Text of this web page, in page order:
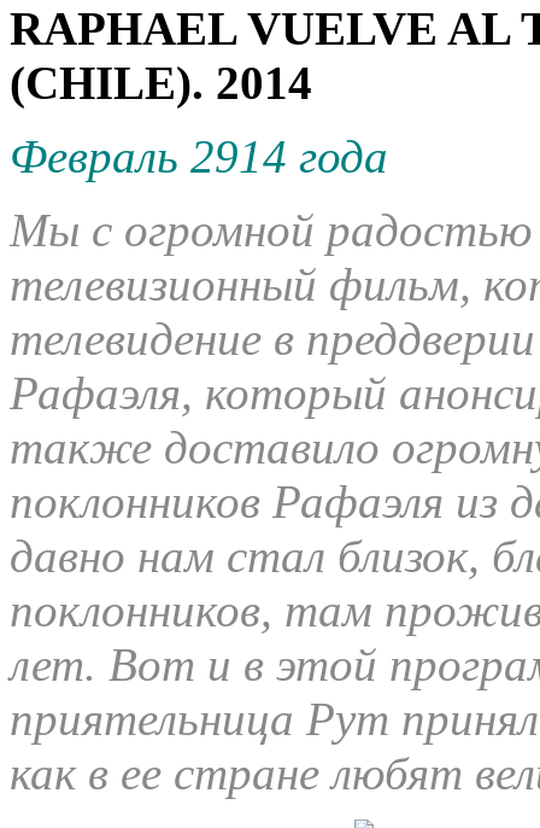
RAPHAEL VUELVE AL
(CHILE). 2014
Февраль 2914 года
Мы с огромной радостью
телевизионный фильм,
телевидение в
Рафаэля, который
также доставило
поклонников Рафаэля из
давно нам стал близок,
поклонников, там
лет. Вот и в этой
приятельница Рут
как в ее стране любят